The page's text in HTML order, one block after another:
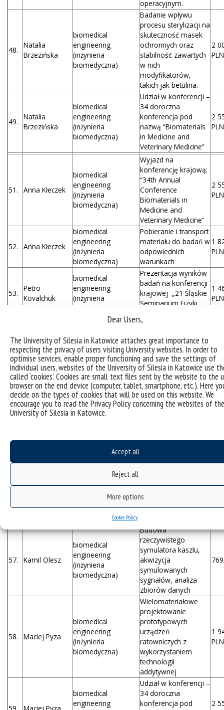
Dear Users,
The University of Silesia in Katowice attaches great importance to
respecting the privacy of users visiting University websites. In order to
optimise services, enable proper functioning and save the settings of
individual users, websites of the University of Silesia in Katowice use
called ‘cookies’. Cookies are small text files sent by the website to the
browser on the end device (computer, tablet, smartphone, etc.). Here
decide on the types of cookies that will be used on this website. We
encourage you to read the Privacy Policy concerning the websites of the
University of Silesia in Katowice.
Accept all
Reject all
More options
Cookie Policy
operacyjnym.
48.
Natalia
Brzezińska
biomedical
engineering
(inżynieria
biomedyczna)
Badanie wpływu
procesu sterylizacji na
skuteczność masek
ochronnych oraz
stabilność zawartych
w nich
modyfikatorów,
takich jak betulina.
2
PLN
49.
Natalia
Brzezińska
biomedical
engineering
(inżynieria
biomedyczna)
Udział w konferencji –
34 doroczna
konferencja pod
nazwą “Biomaterials
in Medicine and
Veterinary Medicine”
2
PLN
51. Anna Kłeczek
biomedical
engineering
(inżynieria
biomedyczna)
Wyjazd na
konferencję krajową:
“34th Annual
Conference
Biomaterials in
Medicine and
Veterinary Medicine”
2
PLN
52. Anna Kłeczek
biomedical
engineering
(inżynieria
biomedyczna)
Pobieranie i transport
materiału do badań w
odpowiednich
warunkach
1
PLN
53.
Petro
Kovalchuk
biomedical
engineering
(inżynieria
Prezentacja wyników
badań na konferencji
krajowej „21 Śląskie
Seminarium Fizyki
1
PLN
54.
Petro
Kovalchuk
engineering
(inżynieria
biomedyczna)
Weryfikacja
fizycznych i
strukturalnych
hybrydowych struktur
aktywnych
PLN
55.
Aleksandra
Mrowiec
biomedical
engineering
(inżynieria
biomedyczna)
Prezentacja wyników
badawczych na
konferencji
biomedyczna)
możliwości ich
implementacji w
projektowanym
57. Kamil Olesz
biomedical
engineering
(inżynieria
biomedyczna)
Budowa
rzeczywistego
symulatora kaszlu,
akwizycja
symulowanych
sygnałów, analiza
zbiorów danych
58. Maciej Pyza
biomedical
engineering
(inżynieria
biomedyczna)
Wielomateriałowe
projektowanie
prototypowych
urządzeń
ratowniczych z
wykorzystaniem
technologii
addytywnej
1
PLN
59. Maciej Pyza
biomedical
engineering
Udział w konferencji –
34 doroczna
konferencja pod
2